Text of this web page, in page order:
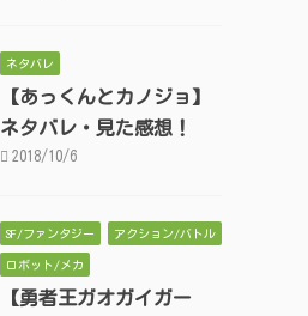
ネタバレ
【あっくんとカノジョ】
ネタバレ・見た感想！
2018/10/6
SF/ファンタジー アクション/バトル
ロボット/メカ
【勇者王ガオガイガー